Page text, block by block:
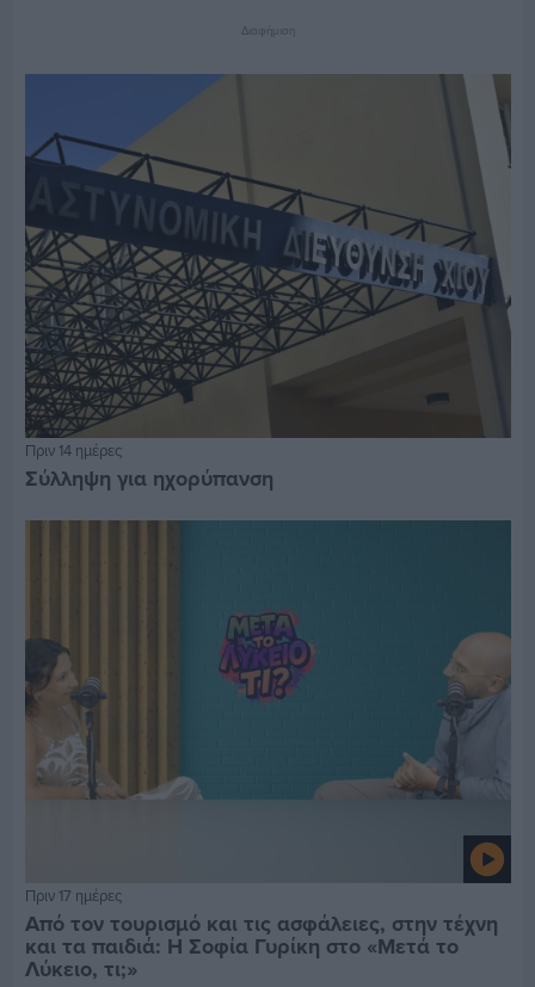
Διαφήμιση
Πριν 14 ημέρες
Σύλληψη για ηχορύπανση
Πριν 17 ημέρες
Από τον τουρισμό και τις ασφάλειες, στην τέχνη
και τα παιδιά: Η Σοφία Γυρίκη στο «Μετά το
Λύκειο, τι;»